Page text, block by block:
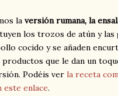
la versión rumana, la
los trozos de atún y las
cocido y se añaden
que le dan un
Podéis ver la receta
este enlace.